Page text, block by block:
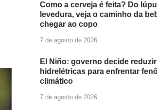
Como a cerveja é feita? Do
levedura, veja o caminho da
chegar ao copo
7 de agosto de 2026
El Niño: governo decide
hidrelétricas para enfrentar
climático
7 de agosto de 2026